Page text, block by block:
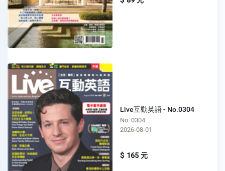
Live互動英語 - No.0304
No. 0304
2026-08-01
$ 165 元